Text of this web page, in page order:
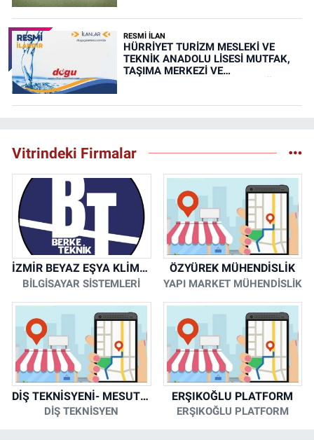
RESMİ İLAN
HÜRRİYET TURİZM MESLEKİ VE
TEKNİK ANADOLU LİSESİ MUTFAK,
TAŞIMA MERKEZİ VE
Vitrindeki Firmalar
İZMİR BEYAZ EŞYA KLİMA KOMBİ SERVİSİ
BİLGİSAYAR SİSTEMLERİ
ÖZYÜREK MÜHENDİSLİK
YAPI MARKET MÜHENDİSLİK
DİŞ TEKNİSYENİ- MESUT KORKMAZ
DİŞ TEKNİSYEN
ERŞIKOĞLU PLATFORM
ERŞIKOĞLU PLATFORM